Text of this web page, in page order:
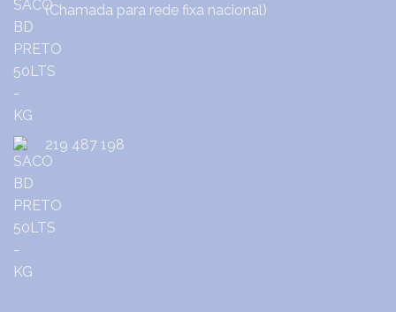
(Chamada para rede fixa nacional)
219 487 198